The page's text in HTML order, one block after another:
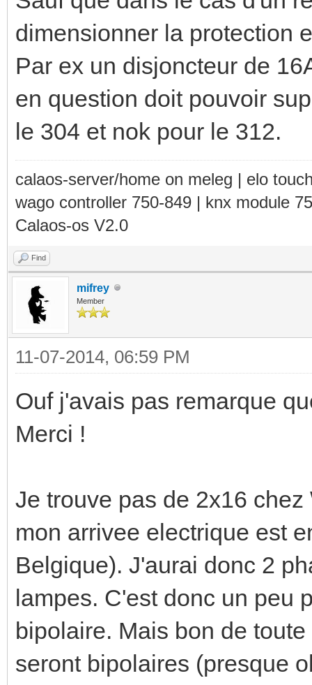
dimensionner la protection
Par ex un disjoncteur de
en question doit pouvoir
le 304 et nok pour le 312.
calaos-server/home on meleg | elo
wago controller 750-849 | knx module
Calaos-os V2.0
Find
mifrey
Member
11-07-2014, 06:59 PM
Ouf j'avais pas remarque
Merci !
Je trouve pas de 2x16
mon arrivee electrique est
Belgique). J'aurai donc 2
lampes. C'est donc un peu
bipolaire. Mais bon de
seront bipolaires (presque